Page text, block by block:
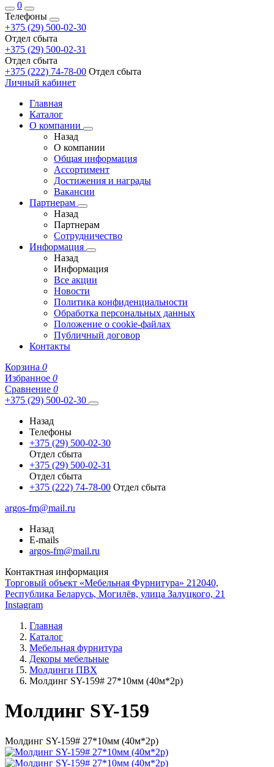
0
Телефоны
+375 (29) 500-02-30
Отдел сбыта
+375 (29) 500-02-31
Отдел сбыта
+375 (222) 74-78-00 Отдел сбыта
Личный кабинет
Главная
Каталог
О компании
Назад
О компании
Общая информация
Ассортимент
Достижения и награды
Вакансии
Партнерам
Назад
Партнерам
Сотрудничество
Информация
Назад
Информация
Все акции
Новости
Политика конфиденциальности
Обработка персональных данных
Положение о cookie-файлах
Публичный договор
Контакты
Корзина 0
Избранное 0
Сравнение 0
+375 (29) 500-02-30
Назад
Телефоны
+375 (29) 500-02-30
Отдел сбыта
+375 (29) 500-02-31
Отдел сбыта
+375 (222) 74-78-00 Отдел сбыта
argos-fm@mail.ru
Назад
E-mails
argos-fm@mail.ru
Контактная информация
Торговый объект «Мебельная Фурнитура» 212040,
Республика Беларусь, Могилёв, улица Залуцкого, 21
Instagram
Главная
Каталог
Мебельная фурнитура
Декоры мебельные
Молдинги ПВХ
Молдинг SY-159# 27*10мм (40м*2р)
Молдинг SY-159
Молдинг SY-159# 27*10мм (40м*2р)